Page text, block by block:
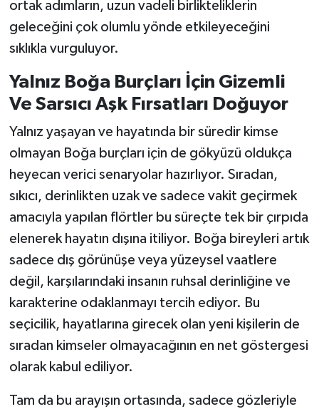
ortak adımların, uzun vadeli birlikteliklerin
geleceğini çok olumlu yönde etkileyeceğini
sıklıkla vurguluyor.
Yalnız Boğa Burçları İçin Gizemli
Ve Sarsıcı Aşk Fırsatları Doğuyor
Yalnız yaşayan ve hayatında bir süredir kimse
olmayan Boğa burçları için de gökyüzü oldukça
heyecan verici senaryolar hazırlıyor. Sıradan,
sıkıcı, derinlikten uzak ve sadece vakit geçirmek
amacıyla yapılan flörtler bu süreçte tek bir çırpıda
elenerek hayatın dışına itiliyor. Boğa bireyleri artık
sadece dış görünüşe veya yüzeysel vaatlere
değil, karşılarındaki insanın ruhsal derinliğine ve
karakterine odaklanmayı tercih ediyor. Bu
seçicilik, hayatlarına girecek olan yeni kişilerin de
sıradan kimseler olmayacağının en net göstergesi
olarak kabul ediliyor.
Tam da bu arayışın ortasında, sadece gözleriyle